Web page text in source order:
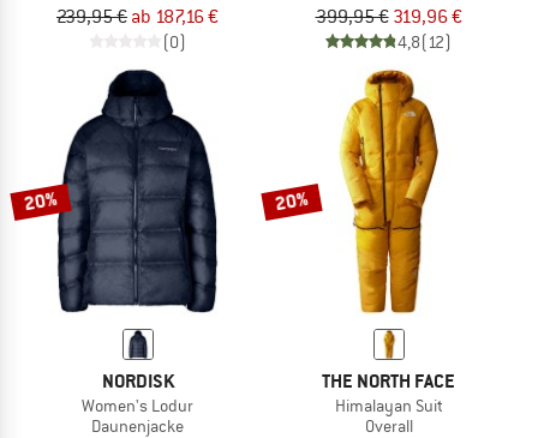
239,95 € ab 187,16 €
(0)
399,95 € 319,96 €
4,8(12)
20%
NORDISK
Women's Lodur
Daunenjacke
20%
THE NORTH FACE
Himalayan Suit
Overall